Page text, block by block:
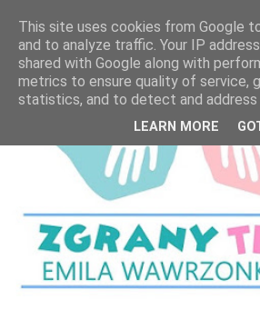
This site uses cookies from Google
and to analyze traffic. Your IP
shared with Google along with
metrics to ensure quality of service,
statistics, and to detect and address
LEARN MORE